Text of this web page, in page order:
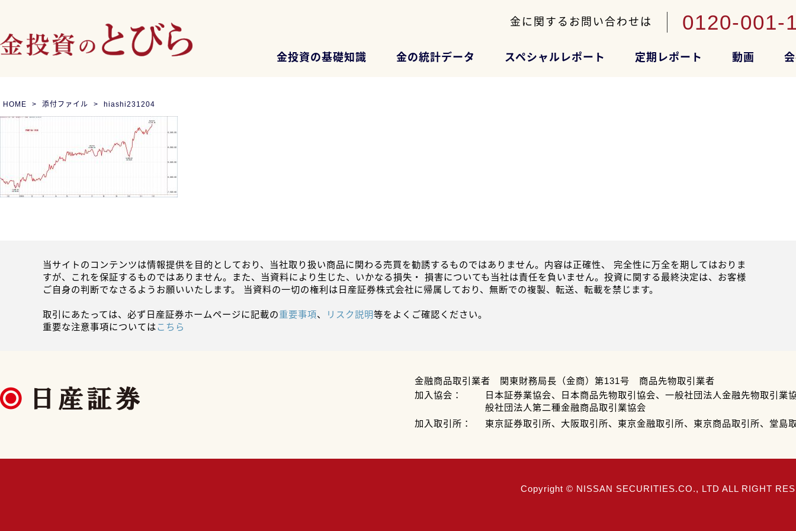
金に関するお問い合わせは 0120-001-
金投資の基礎知識 金の統計データ スペシャルレポート 定期レポート 動画
HOME 添付ファイル hiashi231204
当サイトのコンテンツは情報提供を目的としており、当社取り扱い商品に関わる売買を勧誘するものではありません。内容は正確性、 完全性に万全を期してはおりま
すが、これを保証するものではありません。また、当資料により生じた、いかなる損失・ 損害についても当社は責任を負いません。投資に関する最終決定は、お客様
ご自身の判断でなさるようお願いいたします。 当資料の一切の権利は日産証券株式会社に帰属しており、無断での複製、転送、転載を禁じます。
取引にあたっては、必ず日産証券ホームページに記載の重要事項、 リスク説明等をよくご確認ください。
重要な注意事項についてはこちら
金融商品取引業者 関東財務局長（金商）第131号 商品先物取引業者
加入協会：
日本証券業協会、日本商品先物取引協会、一般社団法人金融先物取引業
般社団法人第二種金融商品取引業協会
加入取引所：
東京証券取引所、大阪取引所、東京金融取引所、東京商品取引所、堂島
Copyright © NISSAN SECURITIES.CO., LTD ALL RIGHT